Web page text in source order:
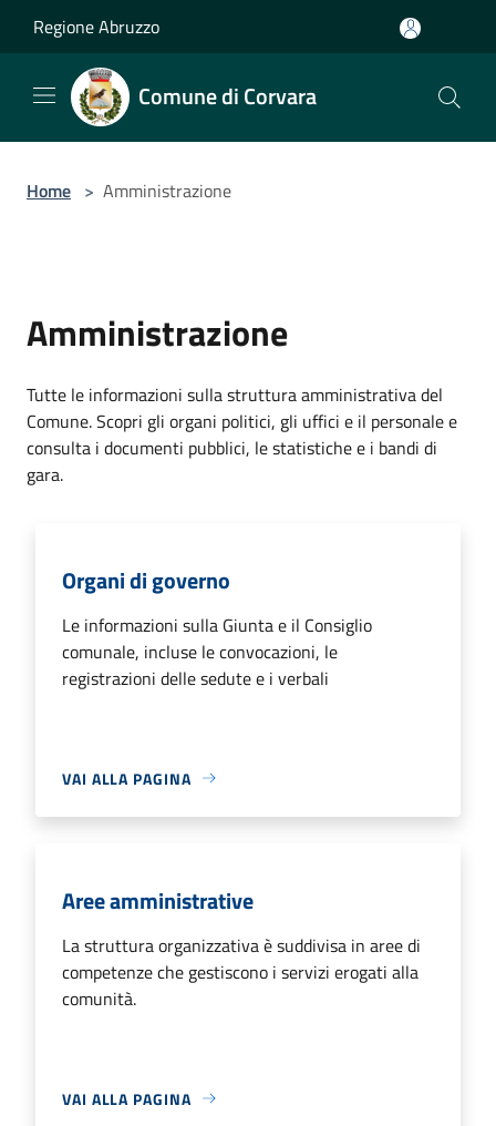
Regione Abruzzo
Comune di Corvara
Home > Amministrazione
Amministrazione
Tutte le informazioni sulla struttura amministrativa del
Comune. Scopri gli organi politici, gli uffici e il personale e
consulta i documenti pubblici, le statistiche e i bandi di
gara.
Organi di governo
Le informazioni sulla Giunta e il Consiglio
comunale, incluse le convocazioni, le
registrazioni delle sedute e i verbali
VAI ALLA PAGINA
Aree amministrative
La struttura organizzativa è suddivisa in aree di
competenze che gestiscono i servizi erogati alla
comunità.
VAI ALLA PAGINA